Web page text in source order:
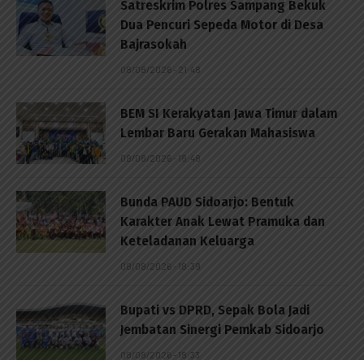
Satreskrim Polres Sampang Bekuk
Dua Pencuri Sepeda Motor di Desa
Bajrasokah
08/08/2026 - 21:48
BEM SI Kerakyatan Jawa Timur dalam
Lembar Baru Gerakan Mahasiswa
08/08/2026 - 18:48
Bunda PAUD Sidoarjo: Bentuk
Karakter Anak Lewat Pramuka dan
Keteladanan Keluarga
08/08/2026 - 18:39
Bupati vs DPRD, Sepak Bola Jadi
Jembatan Sinergi Pemkab Sidoarjo
08/08/2026 - 18:33